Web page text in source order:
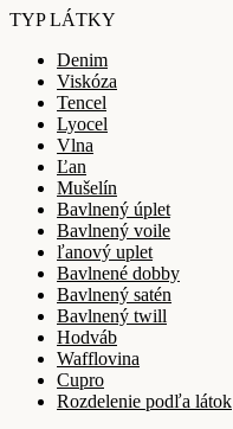
TYP LÁTKY
Denim
Viskóza
Tencel
Lyocel
Vlna
Ľan
Mušelín
Bavlnený úplet
Bavlnený voile
ľanový uplet
Bavlnené dobby
Bavlnený satén
Bavlnený twill
Hodváb
Wafflovina
Cupro
Rozdelenie podľa látok